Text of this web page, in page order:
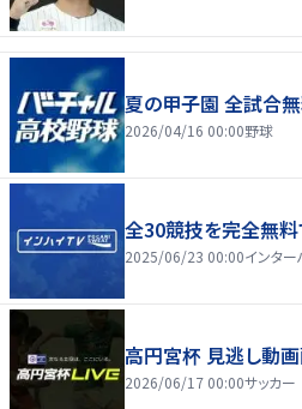
夏の甲子園 全試合無
2026/04/16 00:00野球
全30競技を完全無料
2025/06/23 00:00インタ
高円宮杯 見逃し動画
2026/06/17 00:00サッカー